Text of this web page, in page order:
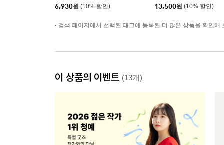
6,930원 (10% 할인) 13,500원 (10% 할인)
검색 페이지에서 선택된 태그에 등록된 더 많은 상품을 확인해
이 상품의 이벤트 (13개)